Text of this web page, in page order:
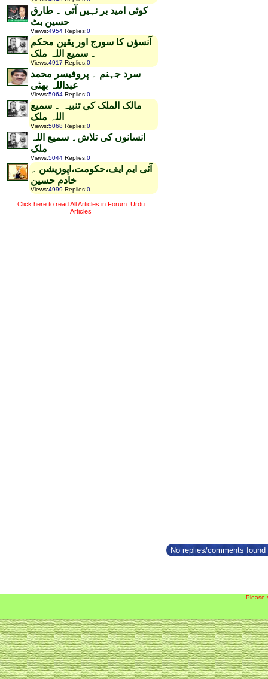
کوئی امید بر نہیں آتی ۔ طارق
حسین بٹ
Views:4954 Replies:0
آنسؤں کا سورج اور یقین محکم
۔ سمیع اللہ ملک
Views:4917 Replies:0
سرد جہنم ۔ پروفیسر محمد
عبداللہ بھٹی
Views:5064 Replies:0
مالک الملک کی تنبیہ ۔ سمیع
اللہ ملک
Views:5068 Replies:0
انسانوں کی تلاش۔ سمیع اللہ
ملک
Views:5044 Replies:0
آئی ایم ایف،حکومت،اپوزیشن ۔
خادم حسین
Views:4999 Replies:0
Click here to read All Articles in Forum: Urdu
Articles
No replies/comments
Please